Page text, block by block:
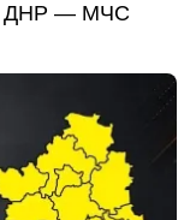
ДНР — МЧС